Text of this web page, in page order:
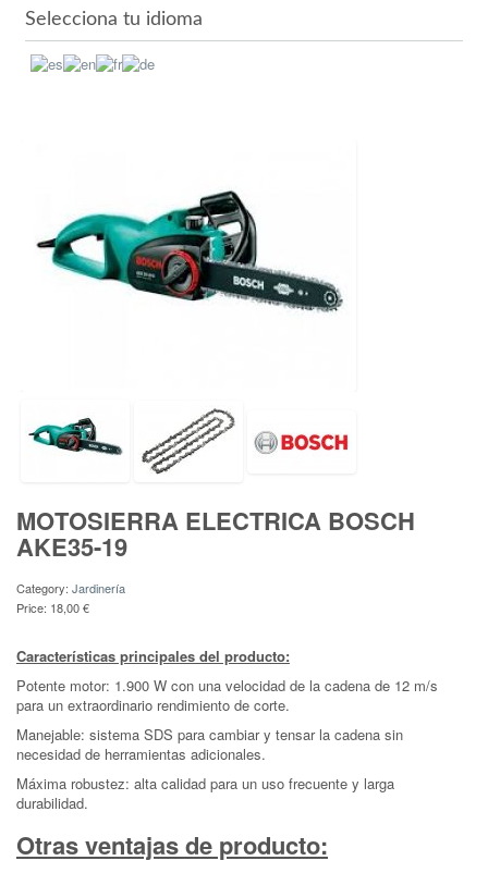
Selecciona tu idioma
MOTOSIERRA ELECTRICA BOSCH
AKE35-19
Category: Jardinería
Price: 18,00 €
Características principales del producto:
Potente motor: 1.900 W con una velocidad de la cadena de 12 m/s
para un extraordinario rendimiento de corte.
Manejable: sistema SDS para cambiar y tensar la cadena sin
necesidad de herramientas adicionales.
Máxima robustez: alta calidad para un uso frecuente y larga
durabilidad.
Otras ventajas de producto: